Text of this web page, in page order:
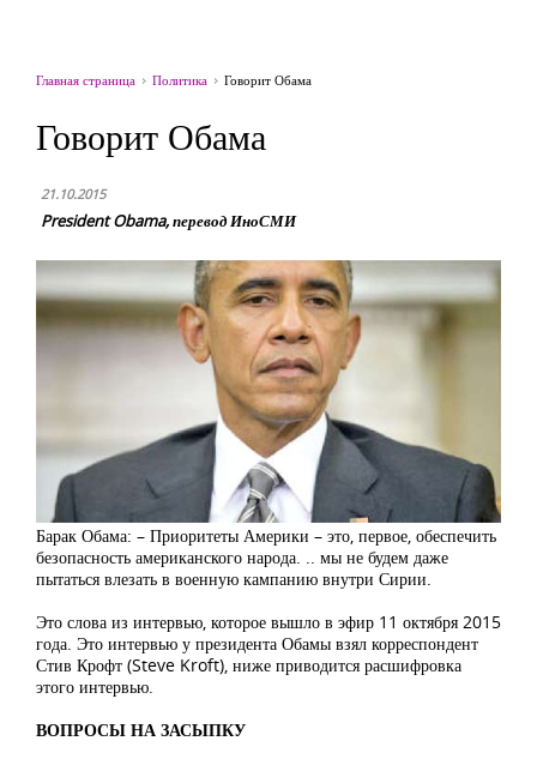
Главная страница Политика Говорит Обама
Говорит Обама
21.10.2015
President Obama, перевод ИноСМИ
Барак Обама: – Приоритеты Америки – это, первое, обеспечить
безопасность американского народа. .. мы не будем даже
пытаться влезать в военную кампанию внутри Сирии.
Это слова из интервью, которое вышло в эфир 11 октября 2015
года. Это интервью у президента Обамы взял корреспондент
Стив Крофт (Steve Kroft), ниже приводится расшифровка
этого интервью.
ВОПРОСЫ НА ЗАСЫПКУ